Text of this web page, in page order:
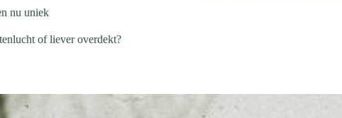
nu uniek
of liever overdekt?